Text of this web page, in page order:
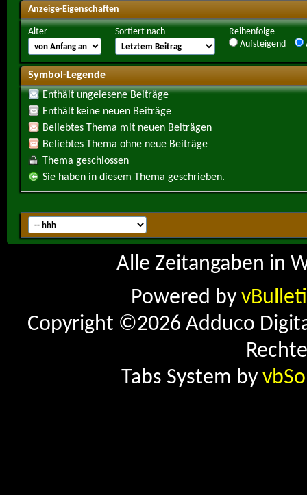
Anzeige-Eigenschaften
Alter Sortiert nach
Reihenfolge
Aufsteigend
Symbol-Legende
Enthält ungelesene Beiträge
Enthält keine neuen Beiträge
Beliebtes Thema mit neuen Beiträgen
Beliebtes Thema ohne neue Beiträge
Thema geschlossen
Sie haben in diesem Thema geschrieben.
Alle Zeitangaben in
Powered by
Copyright ©2026 Adduco
Tabs System by